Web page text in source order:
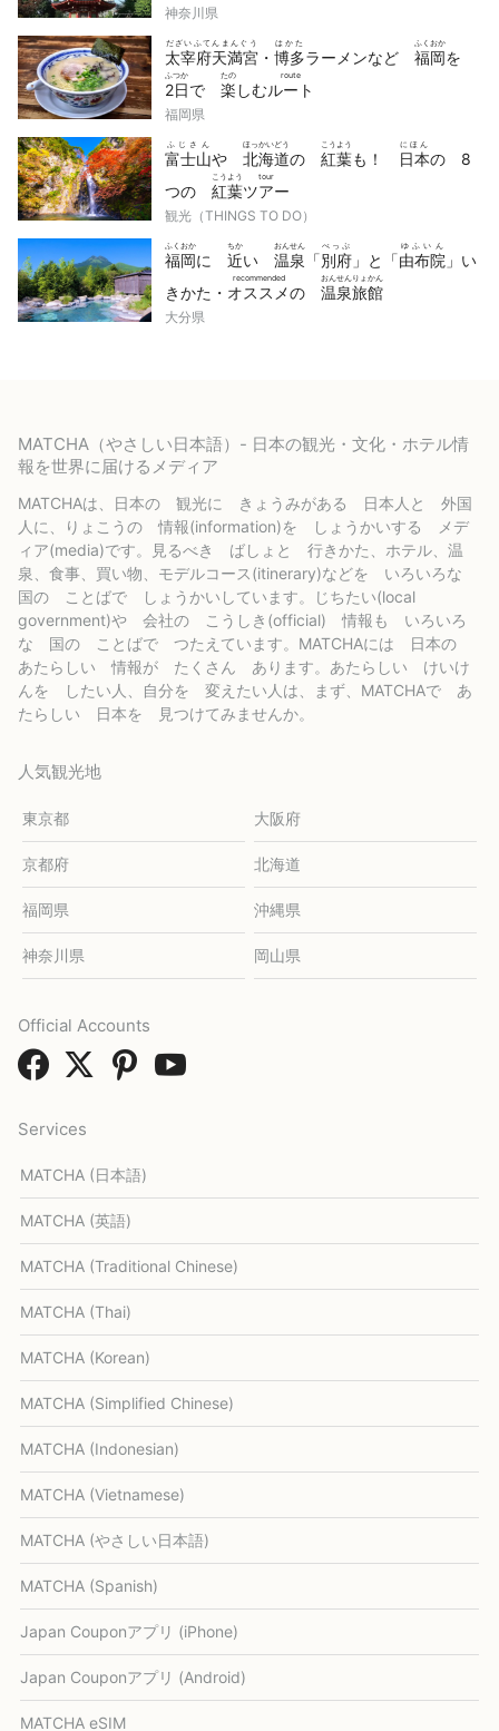
神奈川県
太宰府天満宮
だざいふてんまんぐう
・ 博多
はかた
ラーメンなど 福岡
ふくおか
を
2日
ふつか
で 楽
たの
しむルート
route
福岡県
富士山
ふじさん
や 北海道
ほっかいどう
の 紅葉
こうよう
も！ 日本
にほん
の 8
つの 紅葉
こうよう
ツアー
tour
観光（THINGS TO DO）
福岡
ふくおか
に 近
ちか
い 温泉
おんせん
「別府
べっぷ
」と「由布院
ゆふいん
」い
きかた・ オススメ
recommended
の 温泉旅館
おんせんりょかん
大分県
MATCHA（やさしい日本語）- 日本の観光・文化・ホテル情
報を世界に届けるメディア
MATCHAは、日本の 観光に きょうみがある 日本人と 外国
人に、りょこうの 情報(information)を しょうかいする メデ
ィア(media)です。見るべき ばしょと 行きかた、ホテル、温
泉、食事、買い物、モデルコース(itinerary)などを いろいろな
国の ことばで しょうかいしています。じちたい(local
government)や 会社の こうしき(official) 情報も いろいろ
な 国の ことばで つたえています。MATCHAには 日本の
あたらしい 情報が たくさん あります。あたらしい けいけ
んを したい人、自分を 変えたい人は、まず、MATCHAで あ
たらしい 日本を 見つけてみませんか。
人気観光地
東京都 大阪府
京都府 北海道
福岡県 沖縄県
神奈川県 岡山県
Services
MATCHA (日本語)
MATCHA (英語)
MATCHA (Traditional Chinese)
MATCHA (Thai)
MATCHA (Korean)
MATCHA (Simplified Chinese)
MATCHA (Indonesian)
MATCHA (Vietnamese)
MATCHA (やさしい日本語)
MATCHA (Spanish)
Japan Couponアプリ (iPhone)
Japan Couponアプリ (Android)
MATCHA eSIM
Official Accounts